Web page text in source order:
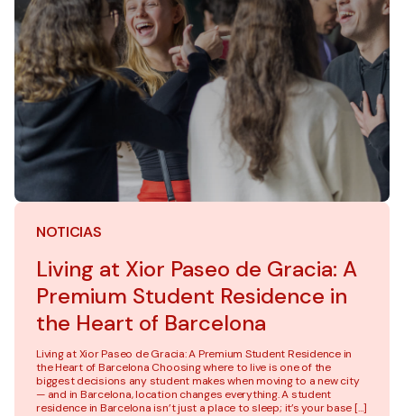
NOTICIAS
Living at Xior Paseo de Gracia: A
Premium Student Residence in
the Heart of Barcelona
Living at Xior Paseo de Gracia: A Premium Student Residence in
the Heart of Barcelona Choosing where to live is one of the
biggest decisions any student makes when moving to a new city
— and in Barcelona, location changes everything. A student
residence in Barcelona isn’t just a place to sleep; it’s your base […]